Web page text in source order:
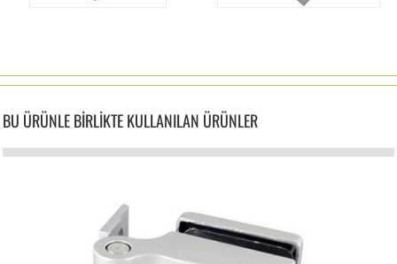
BU ÜRÜNLE BİRLİKTE KULLANILAN ÜRÜNLER